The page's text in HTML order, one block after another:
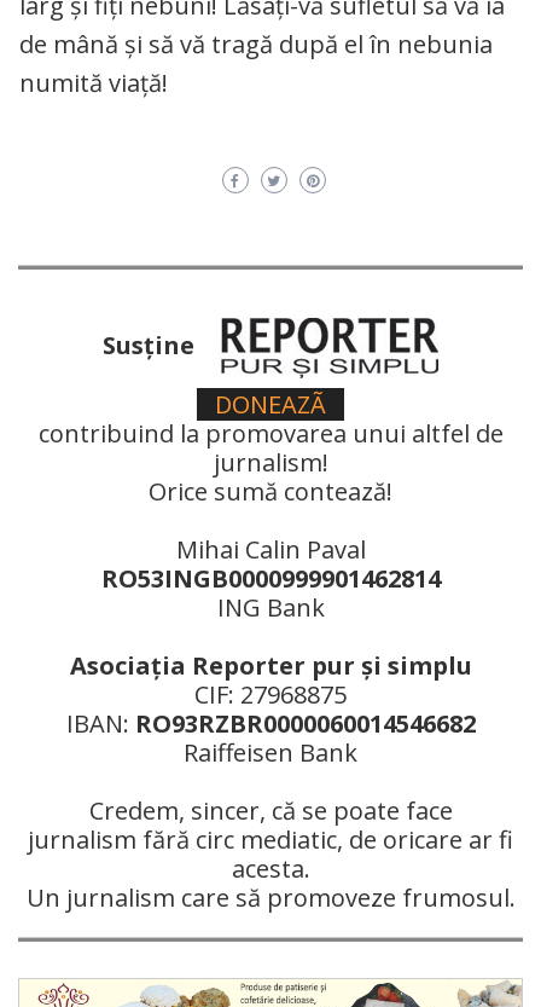
de mână și să vă tragă după el în nebunia
numită viață!
Susţine
DONEAZÃ
contribuind la promovarea unui altfel de
jurnalism!
Orice sumă contează!
Mihai Calin Paval
RO53INGB0000999901462814
ING Bank
Asociaţia Reporter pur şi simplu
CIF: 27968875
IBAN: RO93RZBR0000060014546682
Raiffeisen Bank
Credem, sincer, că se poate face
jurnalism fără circ mediatic, de oricare ar fi
acesta.
Un jurnalism care să promoveze frumosul.